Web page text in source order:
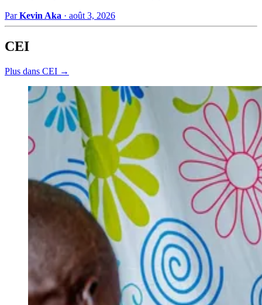
ParKevin Aka · août 3, 2026
CEI
Plus dans CEI →